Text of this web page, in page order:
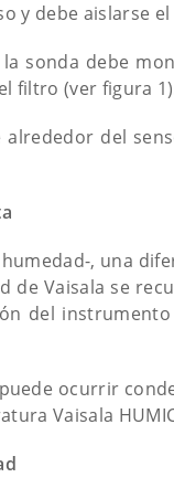
y debe aislarse
sonda debe
filtro (ver figura
del
, una
de Vaisala se
del
ocurrir
Vaisala